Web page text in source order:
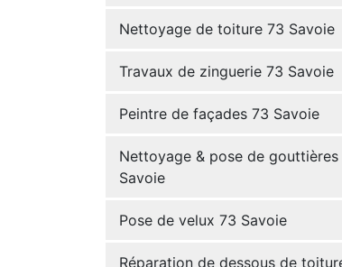
Nettoyage de toiture 73 Savoie
Travaux de zinguerie 73 Savoie
Peintre de façades 73 Savoie
Nettoyage & pose de gouttières
Savoie
Pose de velux 73 Savoie
Réparation de dessous de